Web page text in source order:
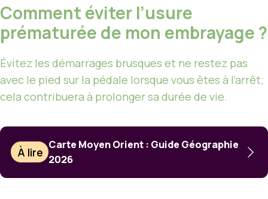
Comment éviter l’usure
prématurée de mon embrayage ?
Évitez les démarrages brusques et ne restez pas
avec le pied sur la pédale lorsque vous êtes à l’arrêt;
cela contribuera à prolonger sa durée de vie.
À lire
Carte Moyen Orient : Guide Géographie
2026